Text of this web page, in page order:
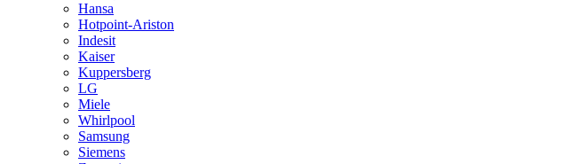
Hansa
Hotpoint-Ariston
Indesit
Kaiser
Kuppersberg
LG
Miele
Whirlpool
Samsung
Siemens